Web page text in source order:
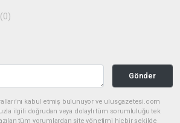
(0)
Gönder
kabul etmiş bulunuyor ve ulusgazetesi.com
ilgili doğrudan veya dolaylı tüm sorumluluğu tek
tüm yorumlardan site yönetimi hiçbir şekilde